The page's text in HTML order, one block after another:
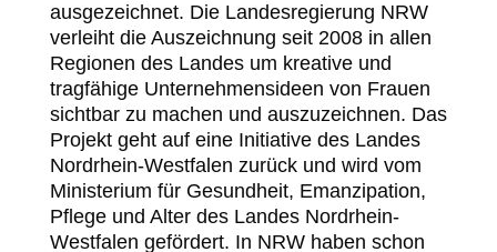
ausgezeichnet. Die Landesregierung NRW
verleiht die Auszeichnung seit 2008 in allen
Regionen des Landes um kreative und
tragfähige Unternehmensideen von Frauen
sichtbar zu machen und auszuzeichnen. Das
Projekt geht auf eine Initiative des Landes
Nordrhein-Westfalen zurück und wird vom
Ministerium für Gesundheit, Emanzipation,
Pflege und Alter des Landes Nordrhein-
Westfalen gefördert. In NRW haben schon